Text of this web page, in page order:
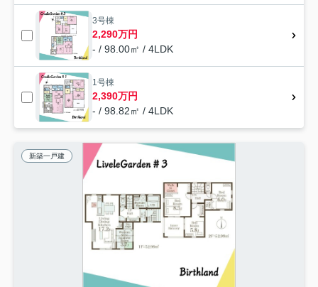
3号棟
2,290万円
- / 98.00㎡ / 4LDK
1号棟
2,390万円
- / 98.82㎡ / 4LDK
新築一戸建